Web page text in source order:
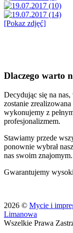
[Pokaz zdjęć]
Dlaczego warto
Decydując się na
zostanie
wykonujemy z
profesjonalizmem.
Stawiamy przede
ponownie wybrał
nas swoim znajomym.
Gwarantujemy
2026 © Mycie i
Limanowa
Wszelkie Prawa